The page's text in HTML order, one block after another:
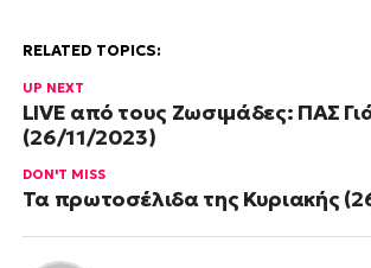
RELATED TOPICS:
UP NEXT
LIVE από τους Ζωσιμάδες: ΠΑΣ
(26/11/2023)
DON'T MISS
Τα πρωτοσέλιδα της Κυριακής